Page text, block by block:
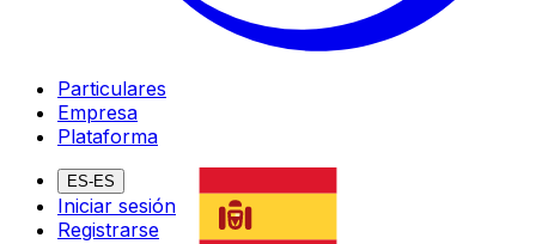
Particulares
Empresa
Plataforma
ES-ES
Iniciar sesión
Registrarse